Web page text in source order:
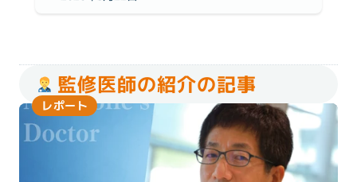
監修医師の紹介の記事
レポート